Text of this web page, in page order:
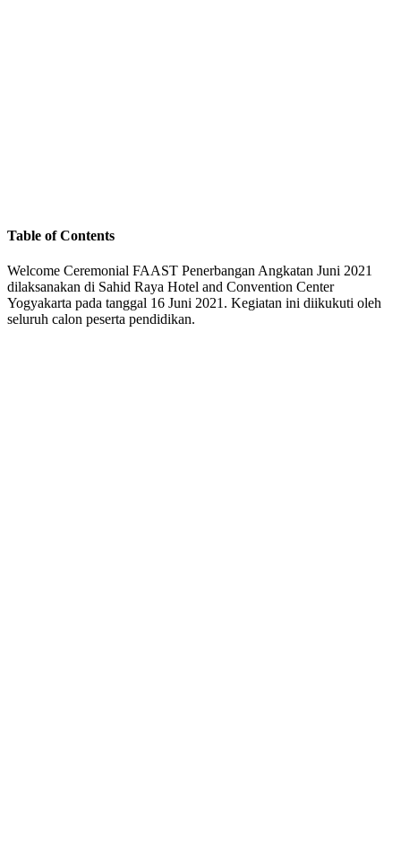
Table of Contents
Welcome Ceremonial FAAST Penerbangan Angkatan Juni 2021
dilaksanakan di Sahid Raya Hotel and Convention Center
Yogyakarta pada tanggal 16 Juni 2021. Kegiatan ini diikukuti oleh
seluruh calon peserta pendidikan.